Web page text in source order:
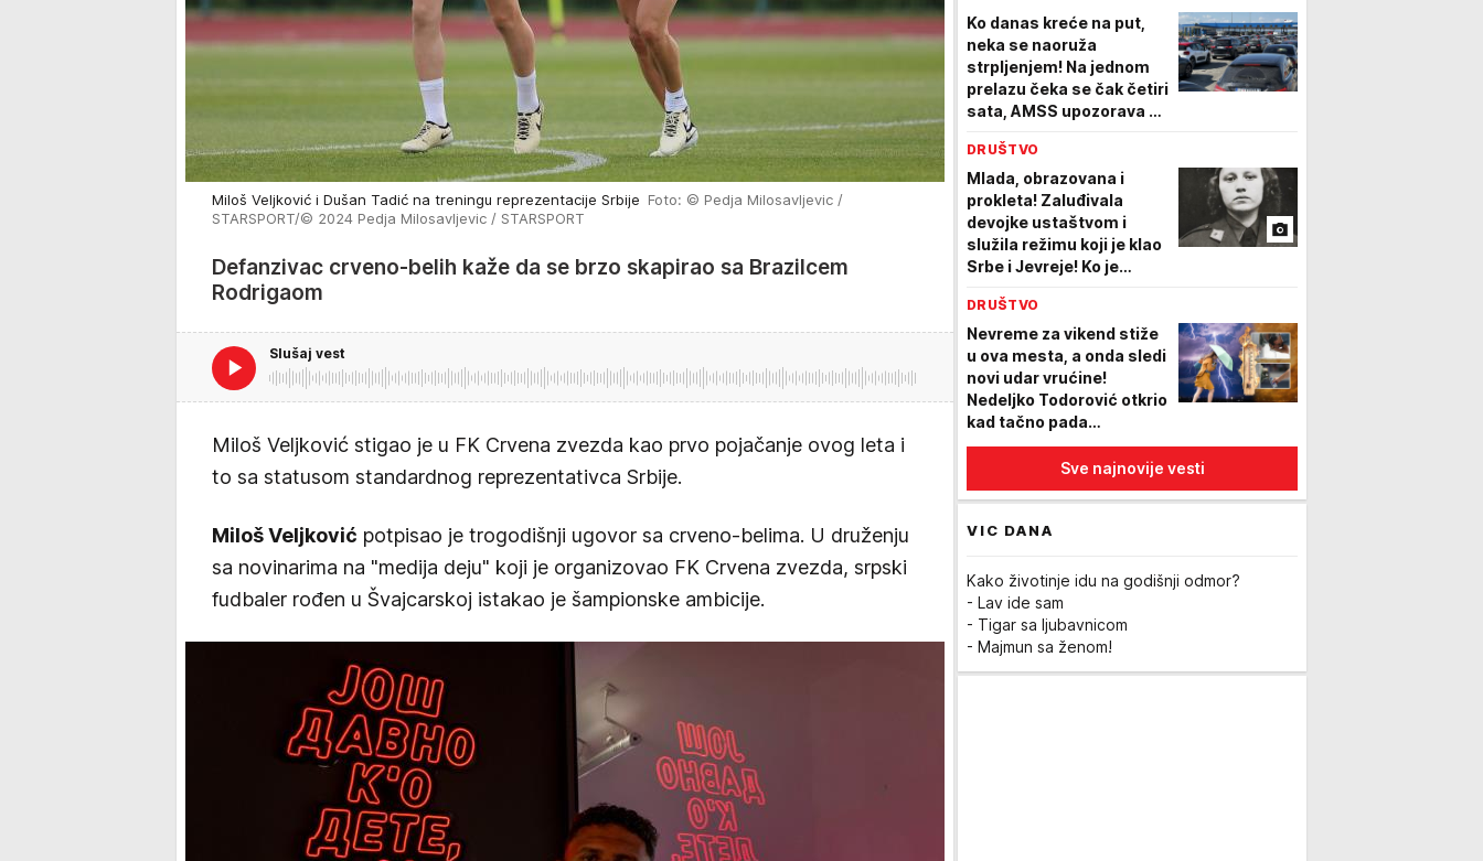
Miloš Veljković i Dušan Tadić na treningu reprezentacije Srbije Foto: © Pedja Milosavljevic /
STARSPORT/© 2024 Pedja Milosavljevic / STARSPORT
Defanzivac crveno-belih kaže da se brzo skapirao sa Brazilcem
Rodrigaom
Slušaj vest
Miloš Veljković stigao je u FK Crvena zvezda kao prvo pojačanje ovog leta i
to sa statusom standardnog reprezentativca Srbije.
Miloš Veljković potpisao je trogodišnji ugovor sa crveno-belima. U druženju
sa novinarima na "medija deju" koji je organizovao FK Crvena zvezda, srpski
fudbaler rođen u Švajcarskoj istakao je šampionske ambicije.
Ko danas kreće na put,
neka se naoruža
strpljenjem! Na jednom
prelazu čeka se čak četiri
sata, AMSS upozorava na
DRUŠTVO
Mlada, obrazovana i
prokleta! Zaluđivala
devojke ustaštvom i
služila režimu koji je klao
Srbe i Jevreje! Ko je
žensko lice NDH?!
DRUŠTVO
Nevreme za vikend stiže
u ova mesta, a onda sledi
novi udar vrućine!
Nedeljko Todorović otkrio
kad tačno pada
temperatura - Detaljna
prognoza do kraja leta
Sve najnovije vesti
VIC DANA
Kako životinje idu na godišnji odmor?
- Lav ide sam
- Tigar sa ljubavnicom
- Majmun sa ženom!